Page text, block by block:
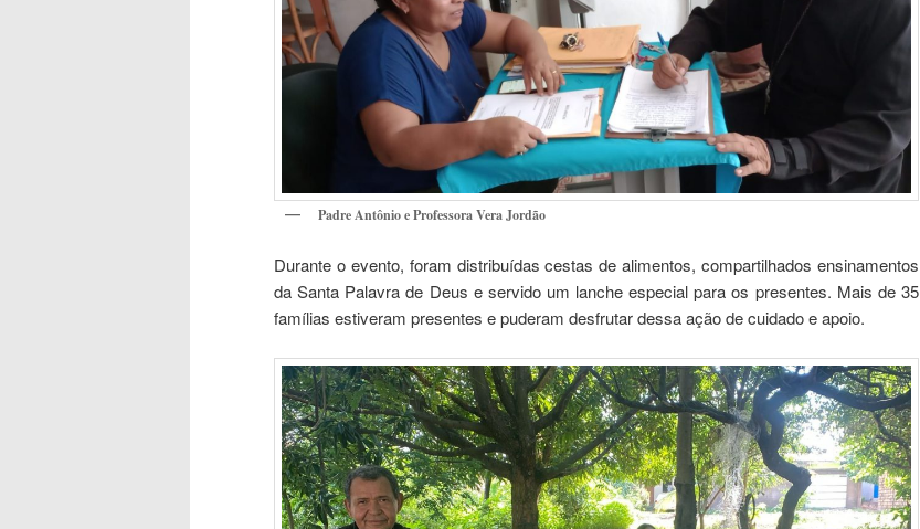
Padre Antônio e Professora Vera Jordão
Durante o evento, foram distribuídas cestas de alimentos, compartilhados ensinamentos
da Santa Palavra de Deus e servido um lanche especial para os presentes. Mais de 35
famílias estiveram presentes e puderam desfrutar dessa ação de cuidado e apoio.